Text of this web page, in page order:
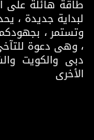
طاقة هائلة على
لبداية جديدة ،
وتستمر ،
، وهى دعوة
دبى والكويت
الأخرى